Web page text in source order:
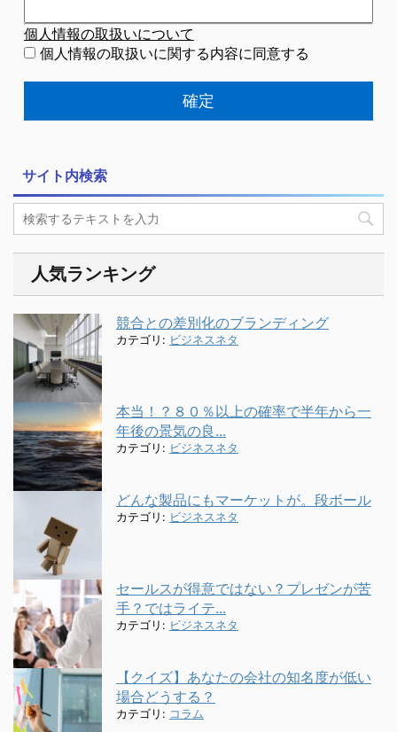
個人情報の取扱いについて
個人情報の取扱いに関する内容に同意する
サイト内検索
人気ランキング
競合との差別化のブランディング
カテゴリ: ビジネスネタ
本当！？８０％以上の確率で半年から一
年後の景気の良...
カテゴリ: ビジネスネタ
どんな製品にもマーケットが。段ボール
カテゴリ: ビジネスネタ
セールスが得意ではない？プレゼンが苦
手？ではライテ...
カテゴリ: ビジネスネタ
【クイズ】あなたの会社の知名度が低い
場合どうする？
カテゴリ: コラム